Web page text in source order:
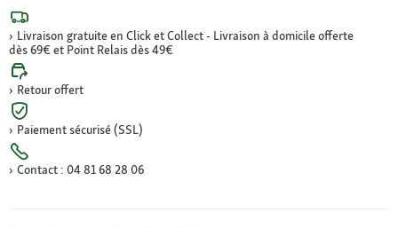
Livraison gratuite en Click et Collect - Livraison à domicile offerte
dès 69€ et Point Relais dès 49€
Retour offert
Paiement sécurisé (SSL)
Contact : 04 81 68 28 06